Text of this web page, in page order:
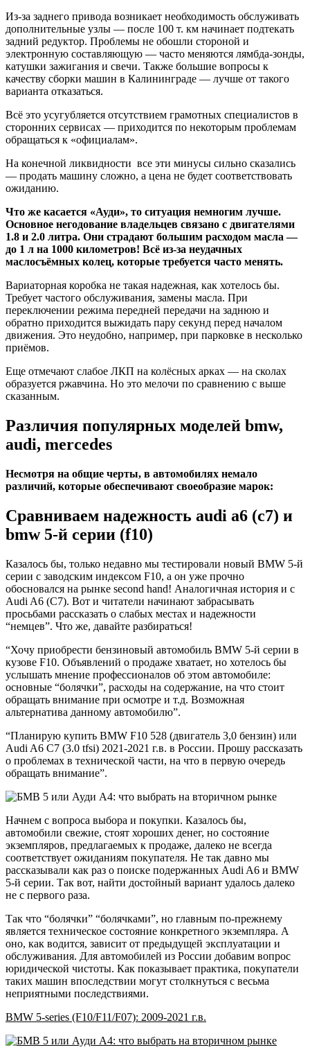
Из-за заднего привода возникает необходимость обслуживать
дополнительные узлы — после 100 т. км начинает подтекать
задний редуктор. Проблемы не обошли стороной и
электронную составляющую — часто меняются лямбда-зонды,
катушки зажигания и свечи. Также большие вопросы к
качеству сборки машин в Калининграде — лучше от такого
варианта отказаться.
Всё это усугубляется отсутствием грамотных специалистов в
сторонних сервисах — приходится по некоторым проблемам
обращаться к «официалам».
На конечной ликвидности все эти минусы сильно сказались
— продать машину сложно, а цена не будет соответствовать
ожиданию.
Что же касается «Ауди», то ситуация немногим лучше.
Основное негодование владельцев связано с двигателями
1.8 и 2.0 литра. Они страдают большим расходом масла —
до 1 л на 1000 километров! Всё из-за неудачных
маслосъёмных колец, которые требуется часто менять.
Вариаторная коробка не такая надежная, как хотелось бы.
Требует частого обслуживания, замены масла. При
переключении режима передней передачи на заднюю и
обратно приходится выжидать пару секунд перед началом
движения. Это неудобно, например, при парковке в несколько
приёмов.
Еще отмечают слабое ЛКП на колёсных арках — на сколах
образуется ржавчина. Но это мелочи по сравнению с выше
сказанным.
Различия популярных моделей bmw,
audi, mercedes
Несмотря на общие черты, в автомобилях немало
различий, которые обеспечивают своеобразие марок:
Сравниваем надежность audi a6 (c7) и
bmw 5-й серии (f10)
Казалось бы, только недавно мы тестировали новый BMW 5-й
серии с заводским индексом F10, а он уже прочно
обосновался на рынке second hand! Аналогичная история и с
Audi A6 (C7). Вот и читатели начинают забрасывать
просьбами рассказать о слабых местах и надежности
“немцев”. Что же, давайте разбираться!
“Хочу приобрести бензиновый автомобиль BMW 5-й серии в
кузове F10. Объявлений о продаже хватает, но хотелось бы
услышать мнение профессионалов об этом автомобиле:
основные “болячки”, расходы на содержание, на что стоит
обращать внимание при осмотре и т.д. Возможная
альтернатива данному автомобилю”.
“Планирую купить BMW F10 528 (двигатель 3,0 бензин) или
Audi A6 C7 (3.0 tfsi) 2021-2021 г.в. в России. Прошу рассказать
о проблемах в технической части, на что в первую очередь
обращать внимание”.
Начнем с вопроса выбора и покупки. Казалось бы,
автомобили свежие, стоят хороших денег, но состояние
экземпляров, предлагаемых к продаже, далеко не всегда
соответствует ожиданиям покупателя. Не так давно мы
рассказывали как раз о поиске подержанных Audi A6 и BMW
5-й серии. Так вот, найти достойный вариант удалось далеко
не с первого раза.
Так что “болячки” “болячками”, но главным по-прежнему
является техническое состояние конкретного экземпляра. А
оно, как водится, зависит от предыдущей эксплуатации и
обслуживания. Для автомобилей из России добавим вопрос
юридической чистоты. Как показывает практика, покупатели
таких машин впоследствии могут столкнуться с весьма
неприятными последствиями.
BMW 5-series (F10/F11/F07): 2009-2021 г.в.